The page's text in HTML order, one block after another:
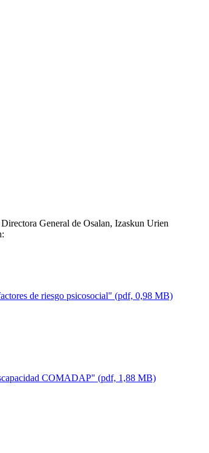
General de Osalan, Izaskun Urien
de riesgo psicosocial" (pdf, 0,98 MB)
COMADAP" (pdf, 1,88 MB)